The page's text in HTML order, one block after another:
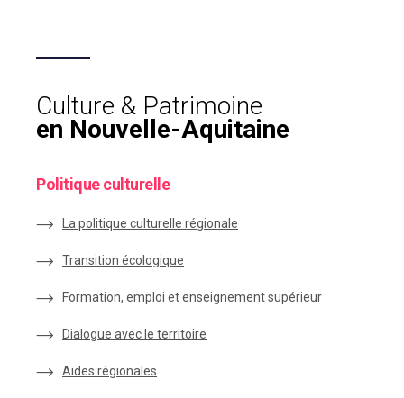
Culture & Patrimoine
en Nouvelle-Aquitaine
Politique culturelle
La politique culturelle régionale
Transition écologique
Formation, emploi et enseignement supérieur
Dialogue avec le territoire
Aides régionales